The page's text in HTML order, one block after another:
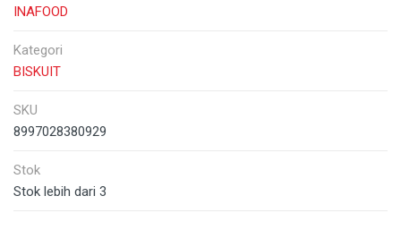
INAFOOD
Kategori
BISKUIT
SKU
8997028380929
Stok
Stok lebih dari 3